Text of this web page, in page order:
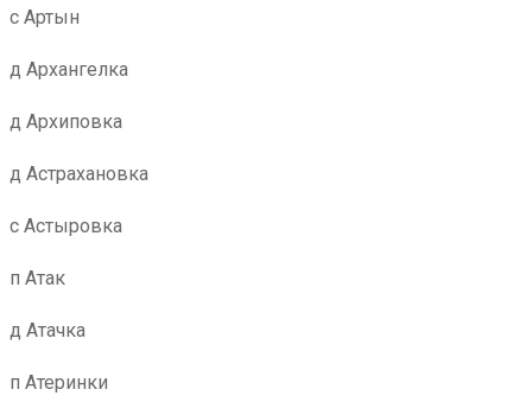
с Артын
д Архангелка
д Архиповка
д Астрахановка
с Астыровка
п Атак
д Атачка
п Атеринки